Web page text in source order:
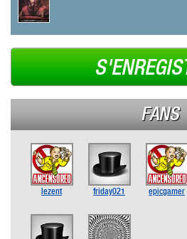
FANS
lezent friday021 epicgamer